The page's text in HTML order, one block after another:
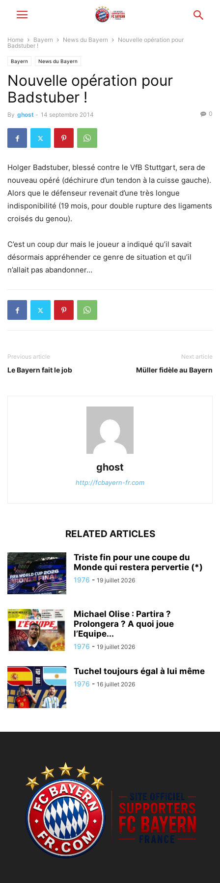
Home Bayern News du Bayern
Nouvelle opération pour
Badstuber !
Bayern News du Bayern
Nouvelle opération pour
Badstuber !
By ghost - 14 septembre 2014 0
Holger Badstuber, blessé contre le VfB Stuttgart, sera de
nouveau opéré (déchirure d’un tendon à la cuisse gauche).
Alors que le défenseur revenait d’une très longue
indisponibilité (19 mois, pour double rupture des ligaments
croisés du genou).
C’est un coup dur mais le joueur a indiqué qu’il savait
désormais appréhender ce genre de situation et qu’il
n’allait pas abandonner…
Previous article
Le Bayern fait le job
Next article
Müller fidèle au Bayern
ghost
http://fcbayern-fr.com
RELATED ARTICLES
Triste fin pour une coupe du
Monde qui restera pervertie (*)
1976 - 19 juillet 2026
Michael Olise : Partira ?
Prolongera ? A quoi joue
l’Equipe...
1976 - 19 juillet 2026
Tuchel toujours égal à lui même
1976 - 16 juillet 2026